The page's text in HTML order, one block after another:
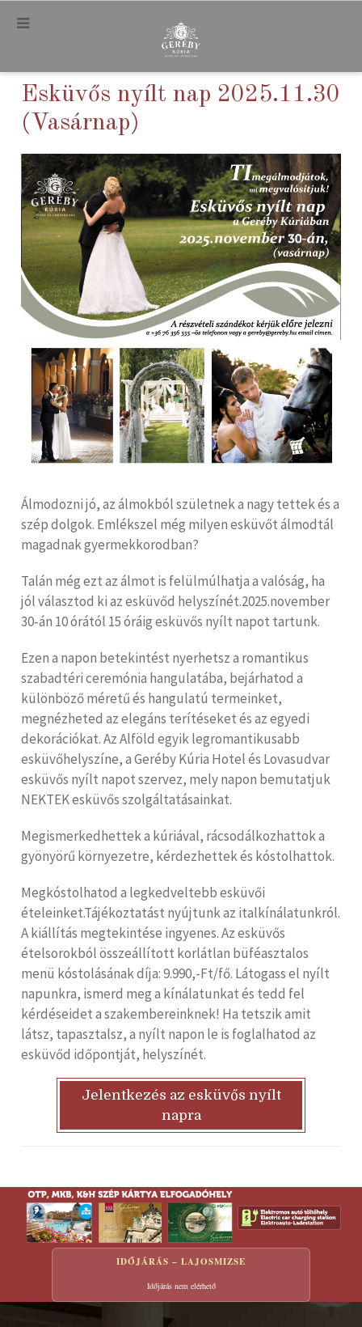
.
Esküvős nyílt nap 2025.11.30
(Vasárnap)
Álmodozni jó, az álmokból születnek a nagy tettek és a
szép dolgok. Emlékszel még milyen esküvőt álmodtál
magadnak gyermekkorodban?
Talán még ezt az álmot is felülmúlhatja a valóság, ha
jól választod ki az esküvőd helyszínét.2025.november
30-án 10 órától 15 óráig esküvős nyílt napot tartunk.
Ezen a napon betekintést nyerhetsz a romantikus
szabadtéri ceremónia hangulatába, bejárhatod a
különböző méretű és hangulatú termeinket,
megnézheted az elegáns terítéseket és az egyedi
dekorációkat. Az Alföld egyik legromantikusabb
esküvőhelyszíne, a Geréby Kúria Hotel és Lovasudvar
esküvős nyílt napot szervez, mely napon bemutatjuk
NEKTEK esküvős szolgáltatásainkat.
Megismerkedhettek a kúriával, rácsodálkozhattok a
gyönyörű környezetre, kérdezhettek és kóstolhattok.
Megkóstolhatod a legkedveltebb esküvői
ételeinket.Tájékoztatást nyújtunk az italkínálatunkról.
A kiállítás megtekintése ingyenes. Az esküvős
ételsorokból összeállított korlátlan büféasztalos
menü kóstolásának díja: 9.990,-Ft/fő. Látogass el nyílt
napunkra, ismerd meg a kínálatunkat és tedd fel
kérdéseidet a szakembereinknek! Ha tetszik amit
látsz, tapasztalsz, a nyílt napon le is foglalhatod az
esküvőd időpontját, helyszínét.
Jelentkezés az esküvős nyílt
napra
IDŐJÁRÁS – LAJOSMIZSE
Időjárás nem elérhető